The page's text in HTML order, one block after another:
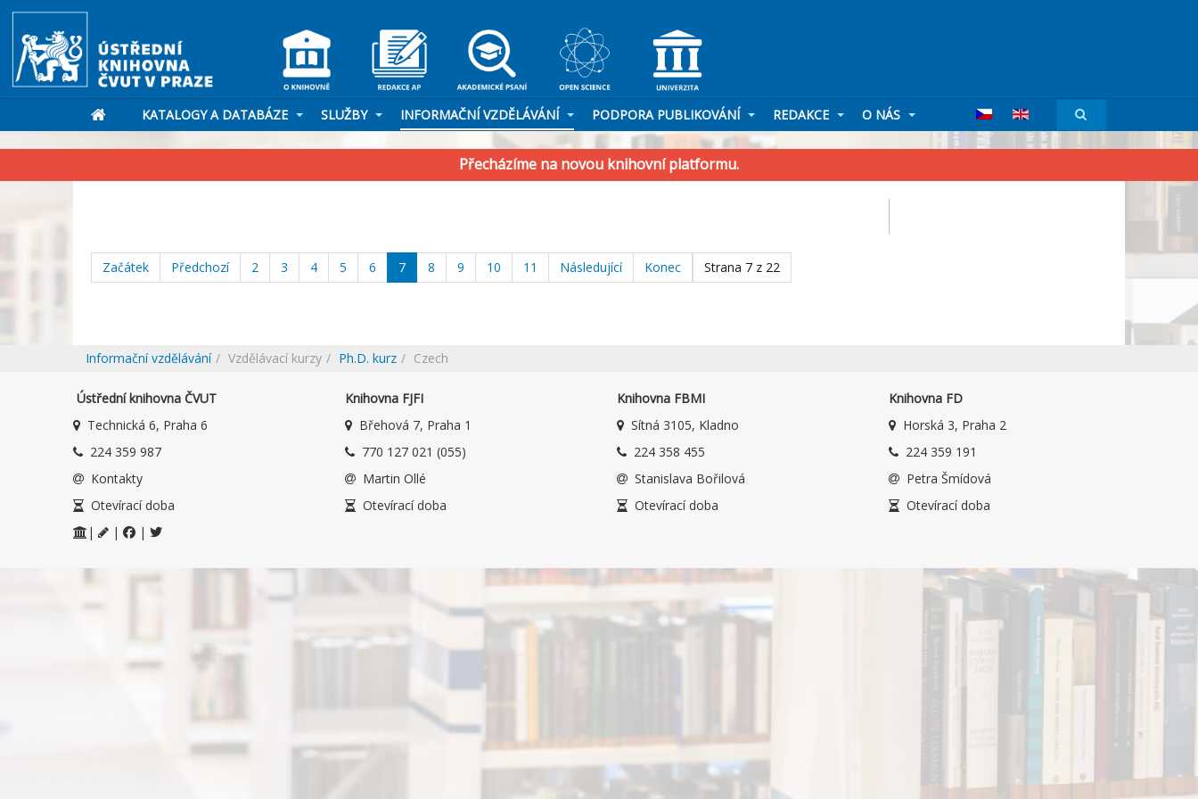
KATALOGY A DATABÁZE SLUŽBY INFORMAČNÍ VZDĚLÁVÁNÍ PODPORA PUBLIKOVÁNÍ REDAKCE O NÁS
Přecházíme na novou knihovní platformu.
Strana 7 z 22
Začátek Předchozí 2 3 4 5 6 7 8 9 10 11 Následující Konec
Informační vzdělávání Vzdělávací kurzy Ph.D. kurz Czech
Ústřední knihovna ČVUT
Technická 6, Praha 6
224 359 987
Kontakty
Otevírací doba
|
| |
Knihovna FJFI
Břehová 7, Praha 1
770 127 021 (055)
Martin Ollé
Otevírací doba
Knihovna FBMI
Sítná 3105, Kladno
224 358 455
Stanislava Bořilová
Otevírací doba
Knihovna FD
Horská 3, Praha 2
224 359 191
Petra Šmídová
Otevírací doba